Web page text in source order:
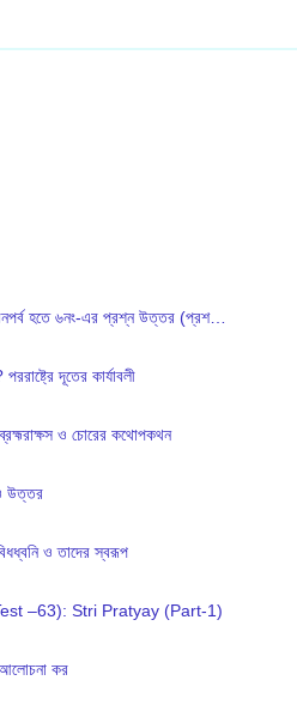
বনপর্ব হতে ৬নং-এর প্রশ্ন উত্তর (প্রশ…
দূতের কার্যাবলী
ও চোরের কথোপকথন
উত্তর
ও তাদের স্বরূপ
–63): Stri Pratyay (Part-1)
কর